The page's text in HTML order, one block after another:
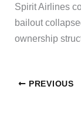
​Spirit Airlines
bailout
ownership
PREVIOUS